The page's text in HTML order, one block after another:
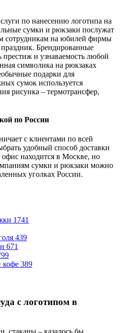
по нанесению логотипа на
сумки и рюкзаки послужат
сотрудникам на юбилей фирмы
Брендированные
и узнаваемость любой
символика на рюкзаках
подарки для
сумок используется
рисунка – термотрансфер,
по России
с клиентами по всей
удобный способ доставки
находится в Москве, но
сумки и рюкзаки можно
уголках России.
1741
439
671
кофе 389
с логотипом в